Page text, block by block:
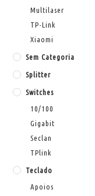
Multilaser
TP-Link
Xiaomi
Sem Categoria
Splitter
Switches
10/100
Gigabit
Seclan
TPlink
Teclado
Apoios